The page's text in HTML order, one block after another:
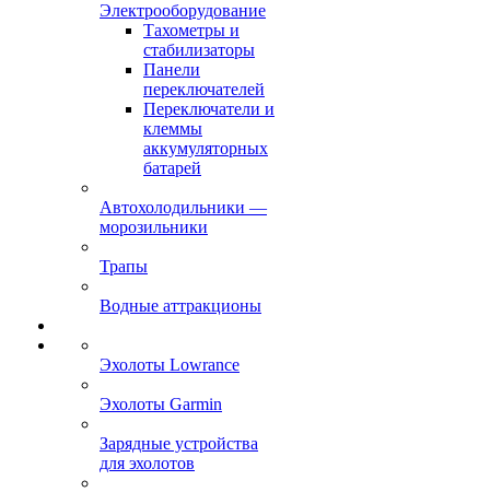
Электрооборудование
Тахометры и
стабилизаторы
Панели
переключателей
Переключатели и
клеммы
аккумуляторных
батарей
Автохолодильники —
морозильники
Трапы
Водные аттракционы
Эхолоты Lowrance
Эхолоты Garmin
Зарядные устройства
для эхолотов